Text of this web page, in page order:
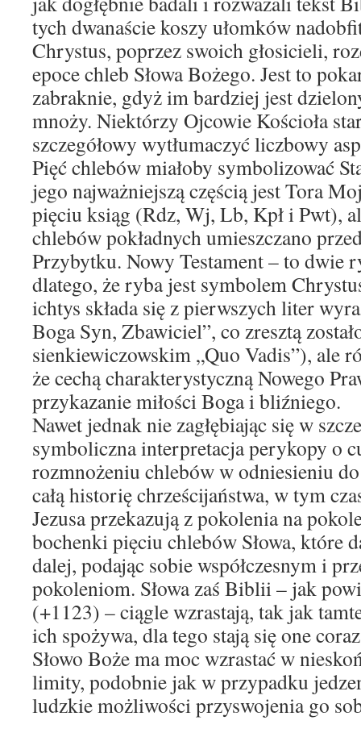
tych dwanaście koszy ułomków
Chrystus, poprzez swoich głosicieli,
epoce chleb Słowa Bożego. Jest to
zabraknie, gdyż im bardziej jest
mnoży. Niektórzy Ojcowie Kościoła
szczegółowy wytłumaczyć liczbowy
Pięć chlebów miałoby symbolizować
jego najważniejszą częścią jest Tora
pięciu ksiąg (Rdz, Wj, Lb, Kpł i Pwt),
chlebów pokładnych umieszczano
Przybytku. Nowy Testament – to dwie
dlatego, że ryba jest symbolem
ichtys składa się z pierwszych liter
Boga Syn, Zbawiciel”, co zresztą
sienkiewiczowskim „Quo Vadis”), ale
że cechą charakterystyczną Nowego
przykazanie miłości Boga i bliźniego.
Nawet jednak nie zagłębiając się w
symboliczna interpretacja perykopy o
rozmnożeniu chlebów w odniesieniu
całą historię chrześcijaństwa, w tym
Jezusa przekazują z pokolenia na
bochenki pięciu chlebów Słowa, które
dalej, podając sobie współczesnym i
pokoleniom. Słowa zaś Biblii – jak
(+1123) – ciągle wzrastają, tak jak
ich spożywa, dla tego stają się one
Słowo Boże ma moc wzrastać w
limity, podobnie jak w przypadku
ludzkie możliwości przyswojenia go